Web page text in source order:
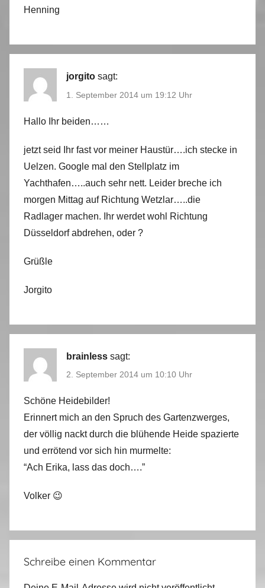
Henning
jorgito sagt:
1. September 2014 um 19:12 Uhr
Hallo Ihr beiden……
jetzt seid Ihr fast vor meiner Haustür….ich stecke in
Uelzen. Google mal den Stellplatz im
Yachthafen…..auch sehr nett. Leider breche ich
morgen Mittag auf Richtung Wetzlar…..die
Radlager machen. Ihr werdet wohl Richtung
Düsseldorf abdrehen, oder ?
Grüßle
Jorgito
brainless sagt:
2. September 2014 um 10:10 Uhr
Schöne Heidebilder!
Erinnert mich an den Spruch des Gartenzwerges,
der völlig nackt durch die blühende Heide spazierte
und errötend vor sich hin murmelte:
“Ach Erika, lass das doch….”
Volker 😉
Schreibe einen Kommentar